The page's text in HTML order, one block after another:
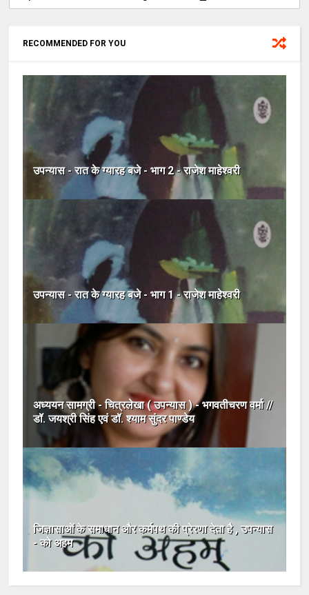
RECOMMENDED FOR YOU
उपन्यास - रात के ग्यारह बजे - भाग 2 - राजेश माहेश्वरी
उपन्यास - रात के ग्यारह बजे - भाग 1 - राजेश माहेश्वरी
अध्ययन सामग्री - चित्रलेखा ( उपन्यास ) - भगवतीचरण वर्मा //
डॉ. जयश्री सिंह एवं डॉ. श्याम सुंदर पाण्डेय
जिज्ञासाओं के समाधान और कर्मपथ की प्रेरणा देता है , उपन्यास
- को अहम